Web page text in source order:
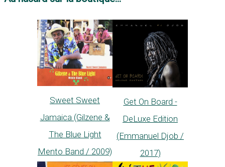
Sweet Sweet
Jamaica (Gilzene &
The Blue Light
Mento Band / 2009)
Get On Board -
DeLuxe Edition
(Emmanuel Djob /
2017)